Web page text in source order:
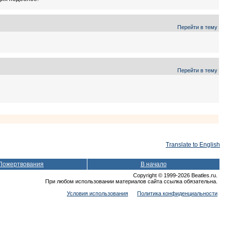
Перейти в тему
Перейти в тему
Translate to English
В начало
Copyright © 1999-2026 Beatles.ru.
При любом использовании материалов сайта ссылка обязательна.
Условия использования
Политика конфиденциальности